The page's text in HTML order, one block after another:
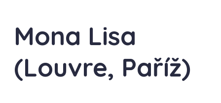
Mona Lisa
(Louvre, Paříž)